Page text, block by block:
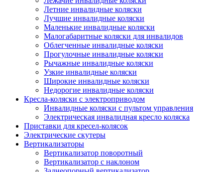
Летние инвалидные коляски
Лучшие инвалидные коляски
Маленькие инвалидные коляски
Малогабаритные коляски для инвалидов
Облегченные инвалидные коляски
Прогулочные инвалидные коляски
Рычажные инвалидные коляски
Узкие инвалидные коляски
Широкие инвалидные коляски
Недорогие инвалидные коляски
Кресла-коляски с электроприводом
Инвалидные коляски с пультом управления
Электрическая инвалидная кресло коляска
Приставки для кресел-колясок
Электрические скутеры
Вертикализаторы
Вертикализатор поворотный
Вертикализатор с наклоном